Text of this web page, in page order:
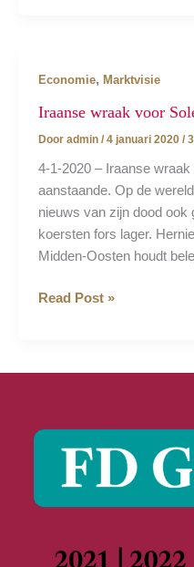
op
scherp
Economie, Marktvisie
Iraanse wraak voor
Door admin / 4 januari 2020 /
4-1-2020 – Iraanse
aanstaande. Op de
nieuws van zijn dood ook
koersten fors lager.
Midden-Oosten houdt
Iraanse
Read Post »